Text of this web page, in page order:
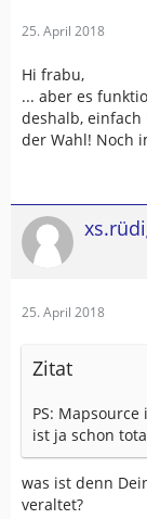
25. April 2018
Hi frabu,
... aber es
deshalb, einfach
der Wahl! Noch
25. April 2018
Zitat
PS:
ist ja schon
was ist denn
veraltet?